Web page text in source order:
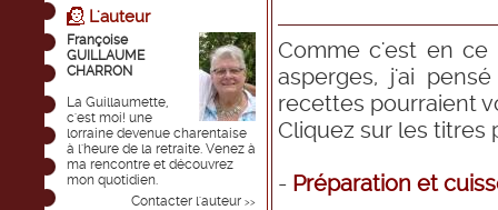
L'auteur
Françoise
GUILLAUME
CHARRON
La Guillaumette,
c'est moi! une
lorraine devenue charentaise
à l'heure de la retraite. Venez à
ma rencontre et découvrez
mon quotidien.
Contacter l'auteur >>
Comme c'est en ce
asperges, j'ai
recettes pourraient
Cliquez sur les titres
- Préparation et